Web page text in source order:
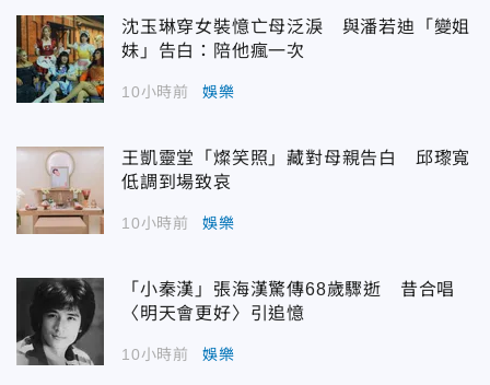
沈玉琳穿女裝憶亡母泛淚 與潘若迪「變姐
妹」告白：陪他瘋一次
10小時前 娛樂
王凱靈堂「燦笑照」藏對母親告白 邱瓈寬
低調到場致哀
10小時前 娛樂
「小秦漢」張海漢驚傳68歲驟逝 昔合唱
〈明天會更好〉引追憶
10小時前 娛樂